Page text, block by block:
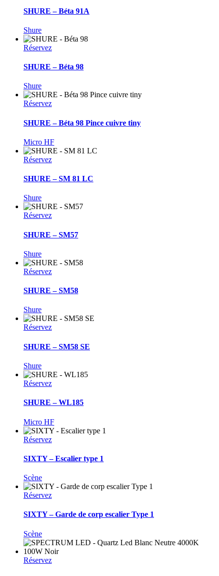
SHURE – Béta 91A
Shure
Réservez
SHURE – Béta 98
Shure
Réservez
SHURE – Béta 98 Pince cuivre tiny
Micro HF
Réservez
SHURE – SM 81 LC
Shure
Réservez
SHURE – SM57
Shure
Réservez
SHURE – SM58
Shure
Réservez
SHURE – SM58 SE
Shure
Réservez
SHURE – WL185
Micro HF
Réservez
SIXTY – Escalier type 1
Scène
Réservez
SIXTY – Garde de corp escalier Type 1
Scène
Réservez